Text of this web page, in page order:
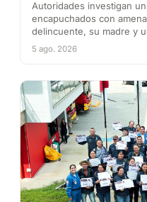
Autoridades investigan
encapuchados con
delincuente, su madre y
5 ago. 2026